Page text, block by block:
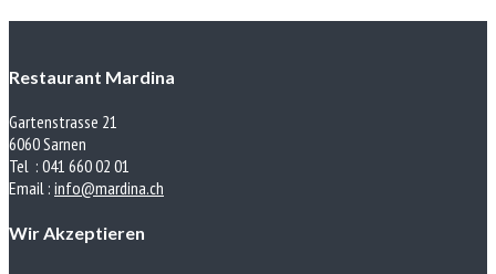
Restaurant Mardina
Gartenstrasse 21
6060 Sarnen
Tel : 041 660 02 01
Email : info@mardina.ch
Wir Akzeptieren